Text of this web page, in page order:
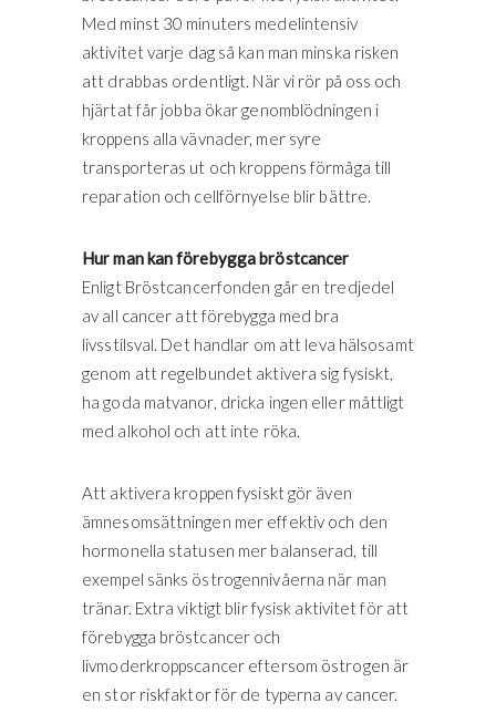
Med minst 30 minuters medelintensiv
aktivitet varje dag så kan man minska risken
att drabbas ordentligt. När vi rör på oss och
hjärtat får jobba ökar genomblödningen i
kroppens alla vävnader, mer syre
transporteras ut och kroppens förmåga till
reparation och cellförnyelse blir bättre.
Hur man kan förebygga bröstcancer
Enligt Bröstcancerfonden går en tredjedel
av all cancer att förebygga med bra
livsstilsval. Det handlar om att leva hälsosamt
genom att regelbundet aktivera sig fysiskt,
ha goda matvanor, dricka ingen eller måttligt
med alkohol och att inte röka.
Att aktivera kroppen fysiskt gör även
ämnesomsättningen mer effektiv och den
hormonella statusen mer balanserad, till
exempel sänks östrogennivåerna när man
tränar. Extra viktigt blir fysisk aktivitet för att
förebygga bröstcancer och
livmoderkroppscancer eftersom östrogen är
en stor riskfaktor för de typerna av cancer.